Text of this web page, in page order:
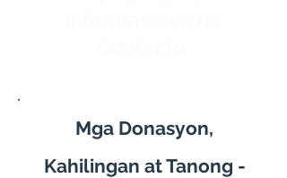
Mga Donasyon,
Kahilingan at Tanong -